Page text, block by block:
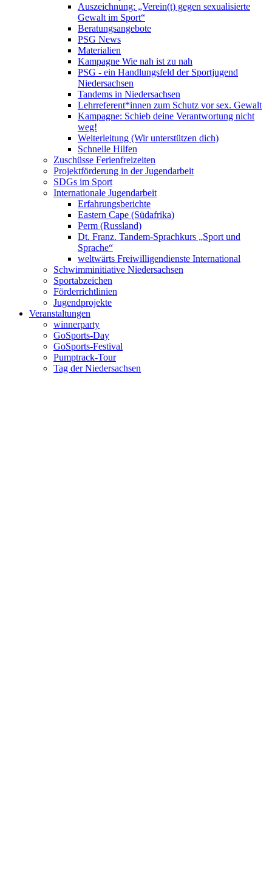
Auszeichnung: „Verein(t) gegen sexualisierte
Gewalt im Sport“
Beratungsangebote
PSG News
Materialien
Kampagne Wie nah ist zu nah
PSG - ein Handlungsfeld der Sportjugend
Niedersachsen
Tandems in Niedersachsen
Lehrreferent*innen zum Schutz vor sex. Gewalt
Kampagne: Schieb deine Verantwortung nicht
weg!
Weiterleitung (Wir unterstützen dich)
Schnelle Hilfen
Zuschüsse Ferienfreizeiten
Projektförderung in der Jugendarbeit
SDGs im Sport
Internationale Jugendarbeit
Erfahrungsberichte
Eastern Cape (Südafrika)
Perm (Russland)
Dt. Franz. Tandem-Sprachkurs „Sport und
Sprache“
weltwärts Freiwilligendienste International
Schwimminitiative Niedersachsen
Sportabzeichen
Förderrichtlinien
Jugendprojekte
Veranstaltungen
winnerparty
GoSports-Day
GoSports-Festival
Pumptrack-Tour
Tag der Niedersachsen